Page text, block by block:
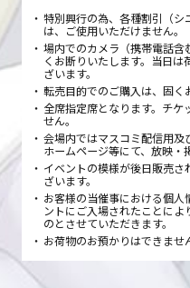
特別興行の為、各種割引（
は、ご使用いただけません。
場内でのカメラ（携帯電話
くお断りいたします。当日
ざいます。
転売目的でのご購入は、固く
全席指定席となります。チケ
せん。
会場内ではマスコミ配信用及
ホームページ等にて、放映・
イベントの模様が後日販売さ
ざいます。
お客様の当催事における個
ントにご入場されたことに
のとさせていただきます。
お荷物のお預かりはできませ